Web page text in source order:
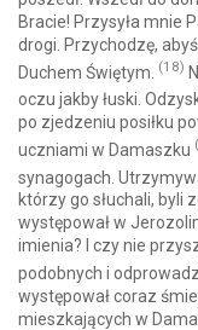
Bracie! Przysyła mnie
drogi. Przychodzę,
Duchem Świętym. (18)
oczu jakby łuski.
po zjedzeniu posiłku
uczniami w Damaszku
synagogach.
którzy go słuchali, byli
występował w
imienia? I czy nie
podobnych i
występował coraz
mieszkających w